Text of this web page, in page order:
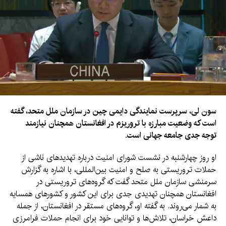
اوچا به حدود ۱۶.۱ میلیون دالر رسیده است.
سون لی، سرپرست نمایندگی دایمی چین در سازمان ملل متحد، گفته
است که وضعیت مبارزه با تروریزم در افغانستان همچنان نیازمند
توجه جدی جامعه جهانی است.
او روز چهارشنبه در نشست شورای امنیت درباره تهدیدهای ناشی از
حملات تروریستی به صلح و امنیت بین‌المللی، با اشاره به گزارش
سرمنشی سازمان ملل متحد گفت که گروه‌های تروریستی در
افغانستان همچنان تهدیدی جدی برای این کشور و کشورهای همسایه
به شمار می‌روند. به گفته او، گروه‌های مستقر در افغانستان، از جمله
داعش خراسان، تلاش‌ها و توانایی خود برای انجام حملات فرامرزی